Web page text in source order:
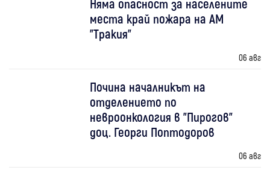
Няма опасност за населените
места край пожара на АМ
"Тракия"
06 авг
Почина началникът на
отделението по
невроонкология в "Пирогов"
доц. Георги Поптодоров
06 авг